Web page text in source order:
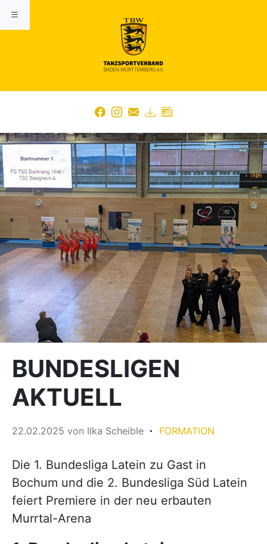
BUNDESLIGEN
AKTUELL
22.02.2025 von Ilka Scheible FORMATION
Die 1. Bundesliga Latein zu Gast in
Bochum und die 2. Bundesliga Süd Latein
feiert Premiere in der neu erbauten
Murrtal-Arena